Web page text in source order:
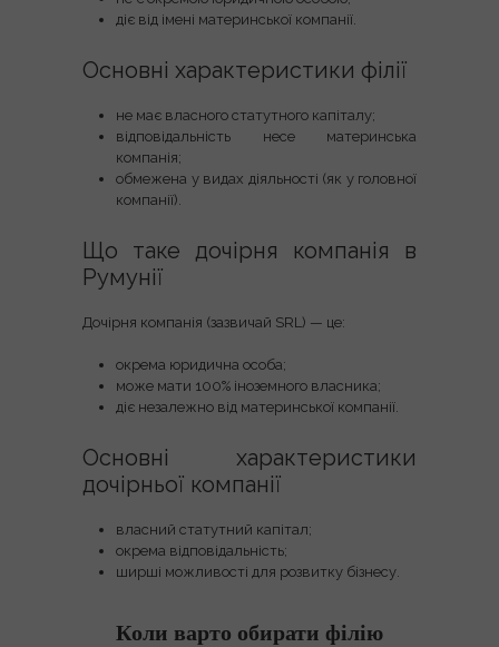
діє від імені материнської компанії.
Основні характеристики філії
не має власного статутного капіталу;
відповідальність несе материнська
компанія;
обмежена у видах діяльності (як у головної
компанії).
Що таке дочірня компанія в
Румунії
Дочірня компанія (зазвичай SRL) — це:
окрема юридична особа;
може мати 100% іноземного власника;
діє незалежно від материнської компанії.
Основні характеристики
дочірньої компанії
власний статутний капітал;
окрема відповідальність;
ширші можливості для розвитку бізнесу.
Коли варто обирати філію